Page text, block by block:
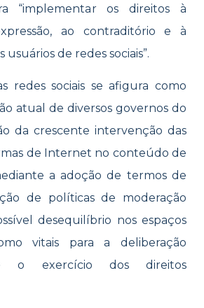
“implementar os direitos à
ao contraditório e à
usuários de redes sociais”.
redes sociais se afigura como
atual de diversos governos do
da crescente intervenção das
de Internet no conteúdo de
a adoção de termos de
de políticas de moderação
desequilíbrio nos espaços
vitais para a deliberação
o exercício dos direitos